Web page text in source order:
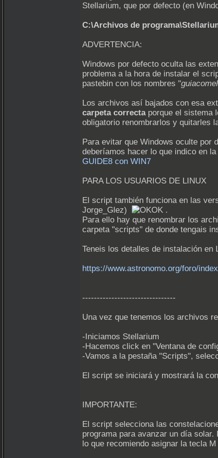
Stellarium, que por defecto (en
C:\Archivos de
ADVERTENCIA:
Windows por defecto oculta las
problema a la hora de instalar el
pastebin con los nombres "
Los archivos así bajados con esa
carpeta correctaporque el sistema
obligatorio renombrarlos y quitarles
Para evitar que Windows oculte por
deberíamos hacer lo que indico en
GUIDE8 con WIN7
PARA LOS USUARIOS DE LINUX
El script también funciona en las
Jorge_Glez)
.
Para ello hay que renombrar los
carpeta "scripts" de donde tengais
Teneis los detalles de instalación en
https://www.astronomo.org/foro/
--------------------------------
Una vez que tenemos los archivos
-Iniciamos Stellarium
-Hacemos click en "Ventana de
-Vamos a la pestaña "Scripts",
El script se iniciará y mostrará la
IMPORTANTE:
El script selecciona las
programa para avanzar un día
lo que recomiendo asignar la tecla